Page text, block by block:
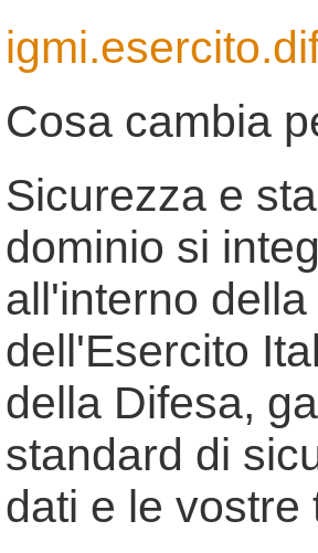
Cosa cambia
Sicurezza e
dominio si
all'interno
dell'Esercito
della Difesa,
standard di
dati e le vostre